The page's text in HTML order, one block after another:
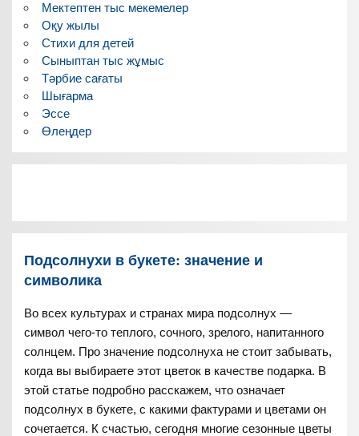
Мектептен тыс мекемелер
Оқу жылы
Стихи для детей
Сыныптан тыс жұмыс
Тәрбие сағаты
Шығарма
Эссе
Өлеңдер
Подсолнухи в букете: значение и
символика
Во всех культурах и странах мира подсолнух —
символ чего-то теплого, сочного, зрелого, напитанного
солнцем. Про значение подсолнуха не стоит забывать,
когда вы выбираете этот цветок в качестве подарка. В
этой статье подробно расскажем, что означает
подсолнух в букете, с какими фактурами и цветами он
сочетается. К счастью, сегодня многие сезонные цветы